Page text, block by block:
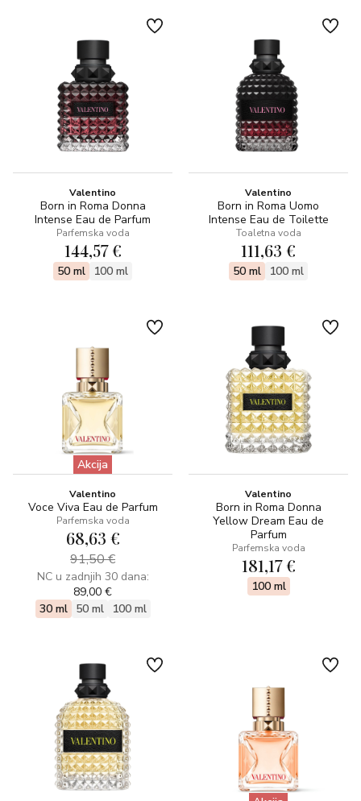
Valentino
Born in Roma Donna
Intense Eau de Parfum
Parfemska voda
144,57 €
50 ml 100 ml
Valentino
Born in Roma Uomo
Intense Eau de Toilette
Toaletna voda
111,63 €
50 ml 100 ml
Akcija
Valentino
Voce Viva Eau de Parfum
Parfemska voda
68,63 €
91,50 €
NC u zadnjih 30 dana:
89,00 €
30 ml
50 ml 100 ml
Valentino
Born in Roma Donna
Yellow Dream Eau de
Parfum
Parfemska voda
181,17 €
100 ml